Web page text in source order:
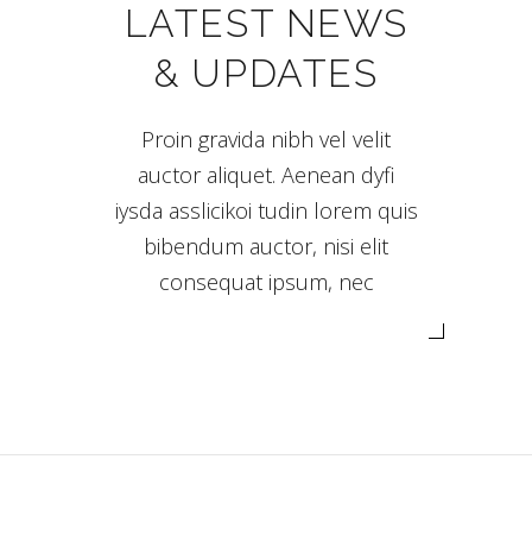
LATEST NEWS
& UPDATES
Proin gravida nibh vel velit
auctor aliquet. Aenean dyfi
iysda asslicikoi tudin lorem quis
bibendum auctor, nisi elit
consequat ipsum, nec